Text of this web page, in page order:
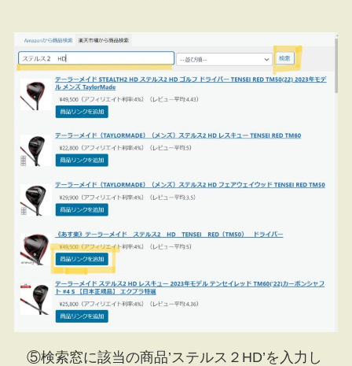
⑤検索窓に該当の商品’ステルス２HD’を入力し